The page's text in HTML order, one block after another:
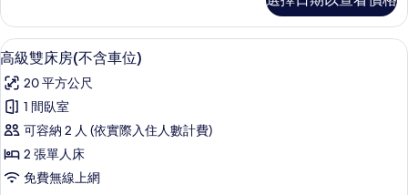
停
車
位)
的
所
有
相
片
雙
床
房
含
停
車
位)
的
詳
情
顯
示
高
級
雙
床
1 間臥室、羽絨被、書桌、遮光布/窗簾
4
高級雙床房(不含車位)
20 平方公尺
1 間臥室
可容納 2 人 (依實際入住人數計費)
2 張單人床
免費無線上網